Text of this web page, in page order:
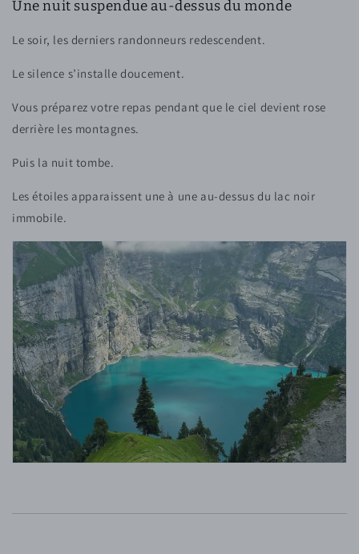
Une nuit suspendue au-dessus du monde
Le soir, les derniers randonneurs redescendent.
Le silence s’installe doucement.
Vous préparez votre repas pendant que le ciel devient rose
derrière les montagnes.
Puis la nuit tombe.
Les étoiles apparaissent une à une au-dessus du lac noir
immobile.